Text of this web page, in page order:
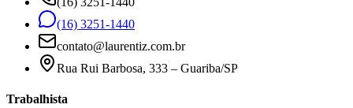
(16) 3251-1440
contato@laurentiz.com.br
Rua Rui Barbosa, 333 – Guariba/SP
Trabalhista